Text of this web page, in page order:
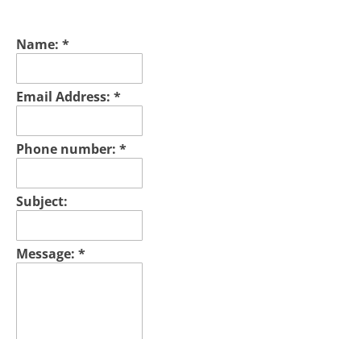
Name: *
Email Address: *
Phone number: *
Subject:
Message: *